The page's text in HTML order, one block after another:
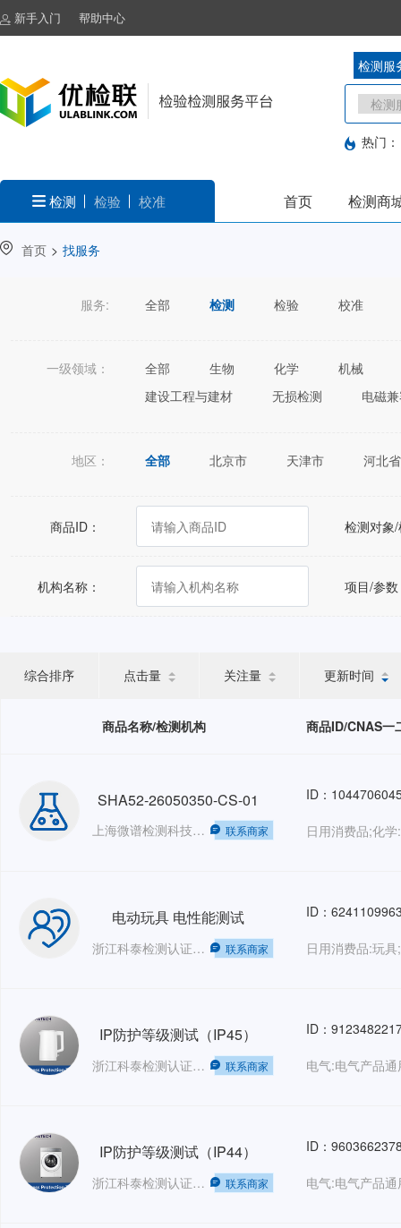
新手入门 帮助中心
检测服
热门：
检测 检验 校准 首页 检测商
首页 > 找服务
服务: 全部 检测 检验 校准
一级领域： 全部 生物 化学
机械
建设工程与建材
无损检测 电磁
地区： 全部 北京市 天津市
河北省
宁夏回族自治区
新疆维吾尔自治区
商品ID： 检测对象
机构名称： 项目/参
综合排序 点击量 关注量 更新时间
商品名称/检测机构 商品ID/CNAS一
SHA52-26050350-CS-01
上海微谱检测科技集团股份有限公司——销售部 联系商家
ID：
日用消费品;化
电动玩具 电性能测试
浙江科泰检测认证有限公司 联系商家
ID：
日用消费品:玩具;
IP防护等级测试（IP45）
浙江科泰检测认证有限公司 联系商家
ID：
IP防护等级测试（IP44）
浙江科泰检测认证有限公司 联系商家
ID：